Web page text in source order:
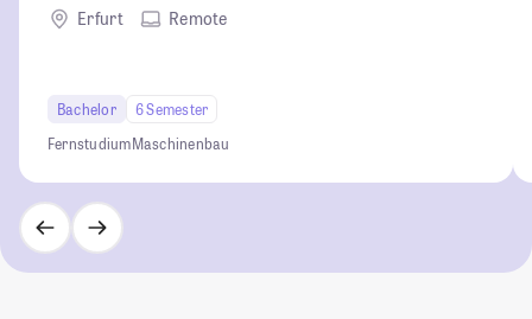
Erfurt
Remote
Bachelor
6 Semester
FernstudiumMaschinenbau